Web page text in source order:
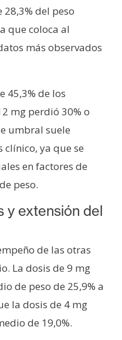
del peso
que coloca al
más observados
45,3% de los
mg perdió 30% o
umbral suele
clínico, ya que se
en factores de
peso.
y extensión del
de las otras
La dosis de 9 mg
de peso de 25,9% a
la dosis de 4 mg
de 19,0%.